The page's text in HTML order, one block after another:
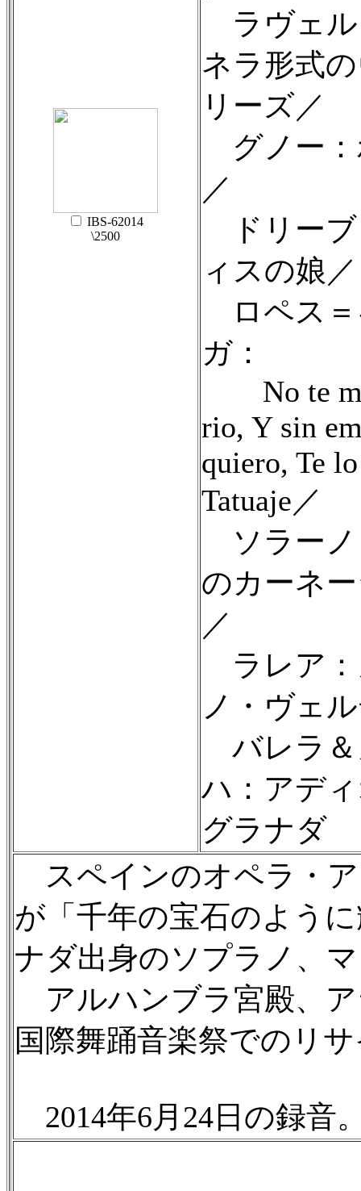
IBS-62014
\2500
ラヴェル
ネラ形式
リーズ／
グノー：
／
ドリーブ
ィスの娘／
ロペス＝
ガ：
No te
rio, Y sin
quiero, Te
Tatuaje／
ソラーノ
のカーネ
／
ラレア：
ノ・ヴェ
バレラ＆
ハ：アデ
グラナダ
スペインのオペラ・
が「千年の宝石のよう
ナダ出身のソプラノ、
アルハンブラ宮殿、
国際舞踊音楽祭でのリ
2014年6月24日の録音